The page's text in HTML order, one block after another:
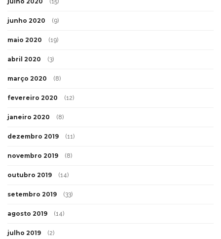
junho 2020 (9)
maio 2020 (19)
abril 2020 (3)
março 2020 (8)
fevereiro 2020 (12)
janeiro 2020 (8)
dezembro 2019 (11)
novembro 2019 (8)
outubro 2019 (14)
setembro 2019 (33)
agosto 2019 (14)
julho 2019 (2)